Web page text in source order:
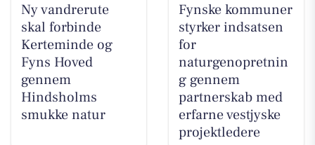
Ny vandrerute
skal forbinde
Kerteminde og
Fyns Hoved
gennem
Hindsholms
smukke natur
Fynske kommuner
styrker indsatsen
for
naturgenopretnin
g gennem
partnerskab med
erfarne vestjyske
projektledere